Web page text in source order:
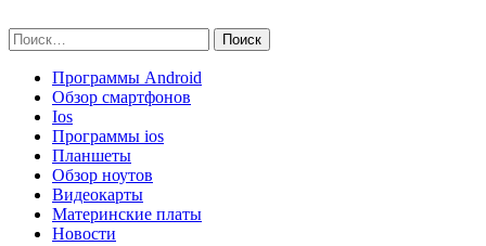
to
content
Найти:
Программы Android
Обзор смартфонов
Ios
Программы ios
Планшеты
Обзор ноутов
Видеокарты
Материнские платы
Новости